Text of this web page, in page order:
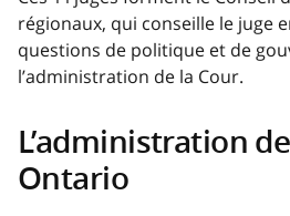
régionaux, qui conseille le juge
questions de politique et de
l’administration de la Cour.
L’administration
Ontario